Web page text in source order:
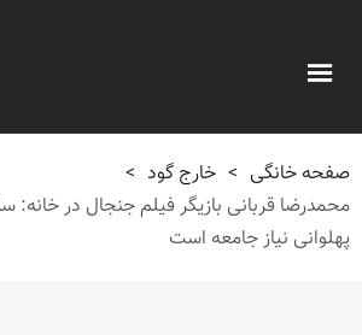
صفحه خانگی > خارج گود >
محمدرضا قربانی بازیگر فیلم جنجال در
پهلوانی نیاز جامعه است